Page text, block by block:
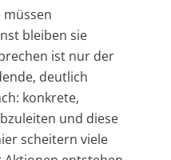
bleiben sie
ist nur der
deutlich
konkrete,
und diese
scheitern viele